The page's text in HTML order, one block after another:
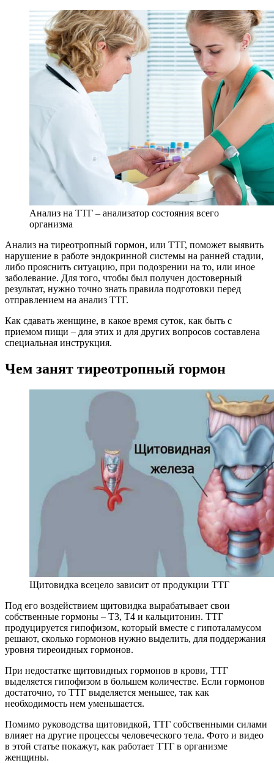
Анализ на ТТГ – анализатор состояния всего
организма
Анализ на тиреотропный гормон, или ТТГ, поможет выявить
нарушение в работе эндокринной системы на ранней стадии,
либо прояснить ситуацию, при подозрении на то, или иное
заболевание. Для того, чтобы был получен достоверный
результат, нужно точно знать правила подготовки перед
отправлением на анализ ТТГ.
Как сдавать женщине, в какое время суток, как быть с
приемом пищи – для этих и для других вопросов составлена
специальная инструкция.
Чем занят тиреотропный гормон
Щитовидка всецело зависит от продукции ТТГ
Под его воздействием щитовидка вырабатывает свои
собственные гормоны – Т3, Т4 и кальцитонин. ТТГ
продуцируется гипофизом, который вместе с гипоталамусом
решают, сколько гормонов нужно выделить, для поддержания
уровня тиреоидных гормонов.
При недостатке щитовидных гормонов в крови, ТТГ
выделяется гипофизом в большем количестве. Если гормонов
достаточно, то ТТГ выделяется меньшее, так как
необходимость нем уменьшается.
Помимо руководства щитовидкой, ТТГ собственными силами
влияет на другие процессы человеческого тела. Фото и видео
в этой статье покажут, как работает ТТГ в организме
женщины.